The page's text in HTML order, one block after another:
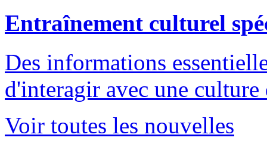
Entraînement culturel
Des informations
d'interagir avec une
Voir toutes les nouvelles